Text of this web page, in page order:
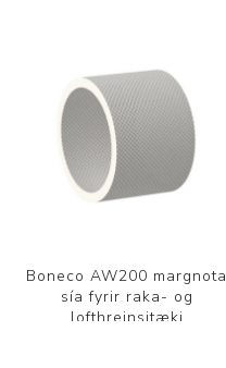
Boneco AW200 margnota
sía fyrir raka- og
lofthreinsitæki